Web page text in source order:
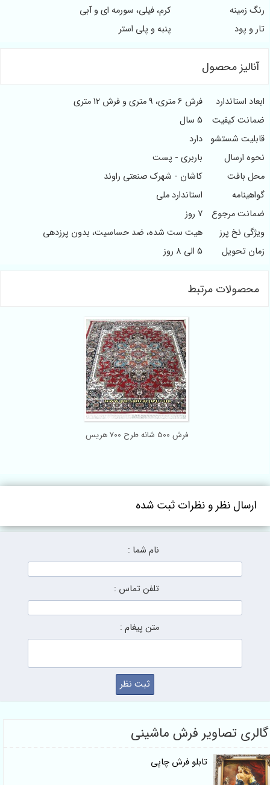
زمینه
کرم، فیلی، سورمه ای و آبی
و پود
پنبه و پلی استر
محصول
استاندارد
فرش 6 متری، 9 متری و فرش 12 متری
کیفیت
5 سال
شستشو دارد
ارسال
باربری - پست
بافت
کاشان - شهرک صنعتی راوند
استاندارد ملی
مرجوع
7 روز
نخ پرز
هیت ست شده، ضد حساسیت، بدون پرزدهی
تحویل
مرتبط
فرش 500 شانه طرح 700 هریس
نظر و نظرات ثبت شده
نام شما :
تلفن تماس :
متن پیغام :
تصاویر فرش ماشینی
تابلو فرش چاپی